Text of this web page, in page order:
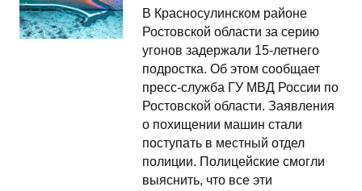
В Красносулинском районе
Ростовской области за серию
угонов задержали 15-летнего
подростка. Об этом сообщает
пресс-служба ГУ МВД России по
Ростовской области. Заявления
о похищении машин стали
поступать в местный отдел
полиции. Полицейские смогли
выяснить, что все эти